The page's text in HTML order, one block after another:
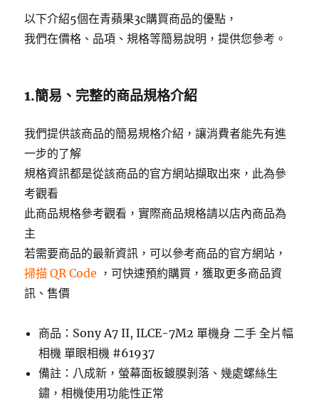
以下介紹5個在青蘋果3c購買商品的優點，
我們在價格、品項、規格等簡易說明，提供您參考。
1.簡易、完整的商品規格介紹
我們提供該商品的簡易規格介紹，讓消費者能先有進
一步的了解
規格資訊都是從該商品的官方網站擷取出來，此為參
考觀看
此商品規格參考觀看，實際商品規格請以店內商品為
主
若需要商品的最新資訊，可以參考商品的官方網站，
掃描 QR Code ，可快速預約購買，獲取更多商品資
訊、售價
商品：Sony A7 II, ILCE-7M2 單機身 二手 全片幅
相機 單眼相機 #61937
備註：八成新，螢幕面板鍍膜剝落、幾處螺絲生
鏽，相機使用功能性正常